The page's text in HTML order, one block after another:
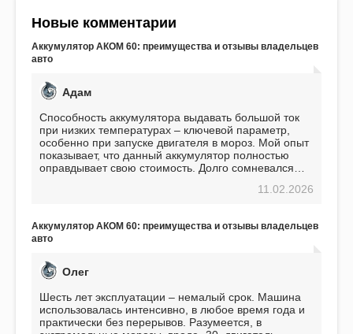
Новые комментарии
Аккумулятор АКОМ 60: преимущества и отзывы владельцев
авто
Адам
Способность аккумулятора выдавать большой ток
при низких температурах – ключевой параметр,
особенно при запуске двигателя в мороз. Мой опыт
показывает, что данный аккумулятор полностью
оправдывает свою стоимость. Долго сомневался
пожалел. Считаю, что это отличное вложение,11.02.2026
Аккумулятор АКОМ 60: преимущества и отзывы владельцев
авто
Олег
Шесть лет эксплуатации – немалый срок. Машина
использовалась интенсивно, в любое время года и
практически без перерывов. Разумеется, в